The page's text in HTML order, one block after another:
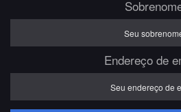
Endereço de